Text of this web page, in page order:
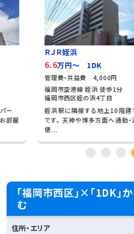
ョン
る利
ヨーロピアン今宿
4.5万円～ 1DK
管理費・共益費 3,000円
筑肥線 今宿 徒歩5分
福岡市西区今宿駅前1丁目
筑肥線「今宿駅」より徒歩5分
歩1分の場所にあります。目
着...
「福岡市西区」×「1DK」
む
住所・エリア